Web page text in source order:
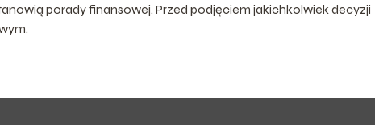
porady finansowej. Przed podjęciem jakichkolwiek decyzji